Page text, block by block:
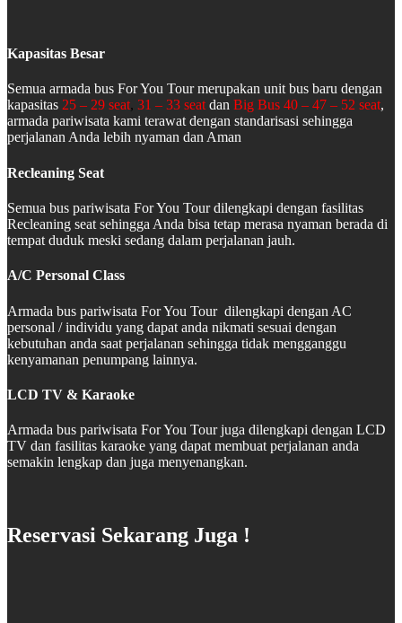
Kapasitas Besar
Semua armada bus For You Tour merupakan unit bus baru dengan
kapasitas 25 – 29 seat, 31 – 33 seat dan Big Bus 40 – 47 – 52 seat,
armada pariwisata kami terawat dengan standarisasi sehingga
perjalanan Anda lebih nyaman dan Aman
Recleaning Seat
Semua bus pariwisata For You Tour dilengkapi dengan fasilitas
Recleaning seat sehingga Anda bisa tetap merasa nyaman berada di
tempat duduk meski sedang dalam perjalanan jauh.
A/C Personal Class
Armada bus pariwisata For You Tour dilengkapi dengan AC
personal / individu yang dapat anda nikmati sesuai dengan
kebutuhan anda saat perjalanan sehingga tidak mengganggu
kenyamanan penumpang lainnya.
LCD TV & Karaoke
Armada bus pariwisata For You Tour juga dilengkapi dengan LCD
TV dan fasilitas karaoke yang dapat membuat perjalanan anda
semakin lengkap dan juga menyenangkan.
Reservasi Sekarang Juga !